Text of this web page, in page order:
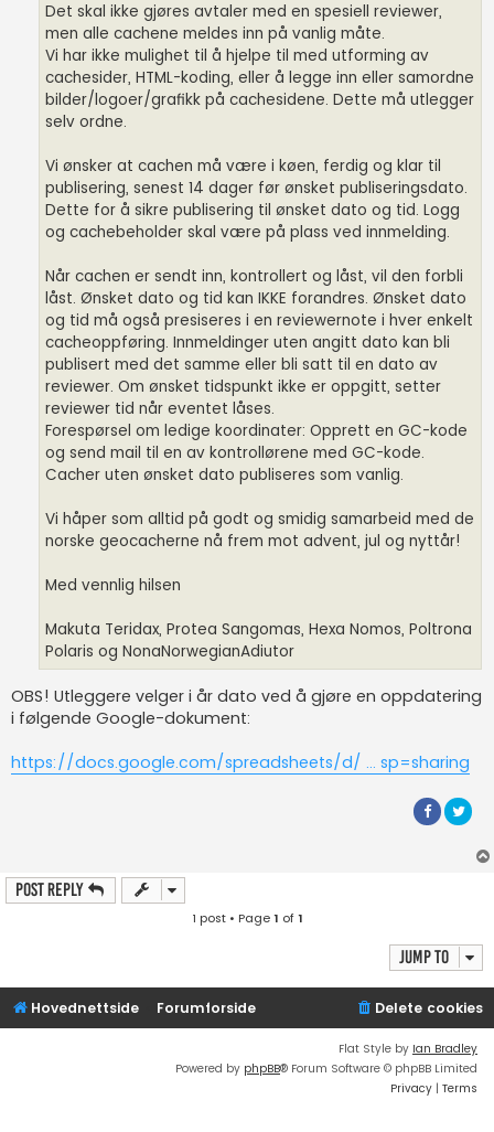
Det skal ikke gjøres avtaler med en spesiell reviewer,
men alle cachene meldes inn på vanlig måte.
Vi har ikke mulighet til å hjelpe til med utforming av
cachesider, HTML-koding, eller å legge inn eller samordne
bilder/logoer/grafikk på cachesidene. Dette må utlegger
selv ordne.
Vi ønsker at cachen må være i køen, ferdig og klar til
publisering, senest 14 dager før ønsket publiseringsdato.
Dette for å sikre publisering til ønsket dato og tid. Logg
og cachebeholder skal være på plass ved innmelding.
Når cachen er sendt inn, kontrollert og låst, vil den forbli
låst. Ønsket dato og tid kan IKKE forandres. Ønsket dato
og tid må også presiseres i en reviewernote i hver enkelt
cacheoppføring. Innmeldinger uten angitt dato kan bli
publisert med det samme eller bli satt til en dato av
reviewer. Om ønsket tidspunkt ikke er oppgitt, setter
reviewer tid når eventet låses.
Forespørsel om ledige koordinater: Opprett en GC-kode
og send mail til en av kontrollørene med GC-kode.
Cacher uten ønsket dato publiseres som vanlig.
Vi håper som alltid på godt og smidig samarbeid med de
norske geocacherne nå frem mot advent, jul og nyttår!
Med vennlig hilsen
Makuta Teridax, Protea Sangomas, Hexa Nomos, Poltrona
Polaris og NonaNorwegianAdiutor
OBS! Utleggere velger i år dato ved å gjøre en oppdatering
i følgende Google-dokument:
https://docs.google.com/spreadsheets/d/ ... sp=sharing
Post Reply
1 post • Page1 of1
Jump to
Hovednettside Forumforside Delete cookies
Flat Style by Ian Bradley
Powered by phpBB® Forum Software © phpBB Limited
Privacy | Terms